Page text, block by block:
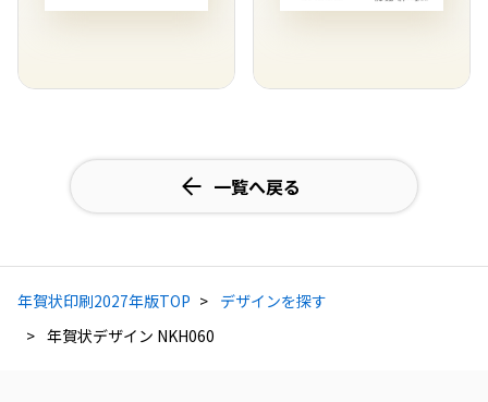
一覧へ戻る
年賀状印刷2027年版TOP
デザインを探す
年賀状デザイン NKH060